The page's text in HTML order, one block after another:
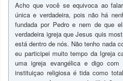
Acho que você se equivoca ao
única e verdadeira, pois não há
fundada por Pedro e nem de que
verdadeira igreja que Jesus quis
está dentro de nós. Não tenho nada
eu participei muito tempo da Igreja
uma igreja evangélica e digo com
instituiçao religiosa é tida como